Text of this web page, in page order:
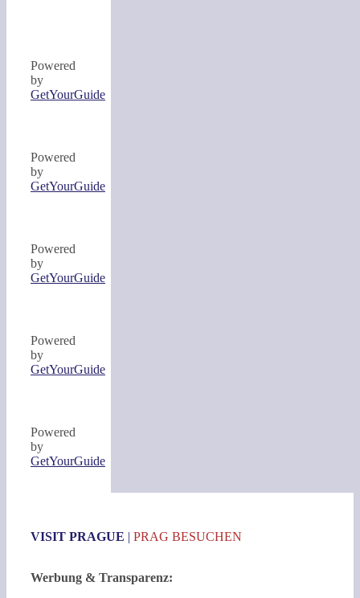
Powered
by
GetYourGuide
Powered
by
GetYourGuide
Powered
by
GetYourGuide
Powered
by
GetYourGuide
Powered
by
GetYourGuide
VISIT PRAGUE | PRAG BESUCHEN
Werbung & Transparenz: